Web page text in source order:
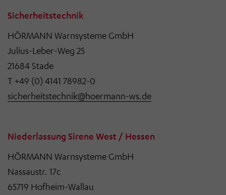
Sicherheitstechnik
HÖRMANN Warnsysteme GmbH
Julius-Leber-Weg 25
21684 Stade
T +49 (0) 4141 78982-0
sicherheitstechnik@hoermann-ws.de
Niederlassung Sirene West / Hessen
HÖRMANN Warnsysteme GmbH
Nassaustr. 17c
65719 Hofheim-Wallau